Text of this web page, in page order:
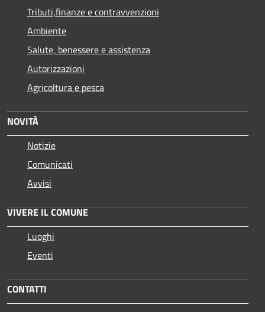
Tributi,finanze e contravvenzioni
Ambiente
Salute, benessere e assistenza
Autorizzazioni
Agricoltura e pesca
NOVITÀ
Notizie
Comunicati
Avvisi
VIVERE IL COMUNE
Luoghi
Eventi
CONTATTI